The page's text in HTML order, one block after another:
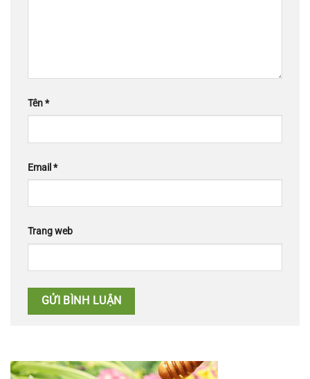
Tên*
Email *
Trang web